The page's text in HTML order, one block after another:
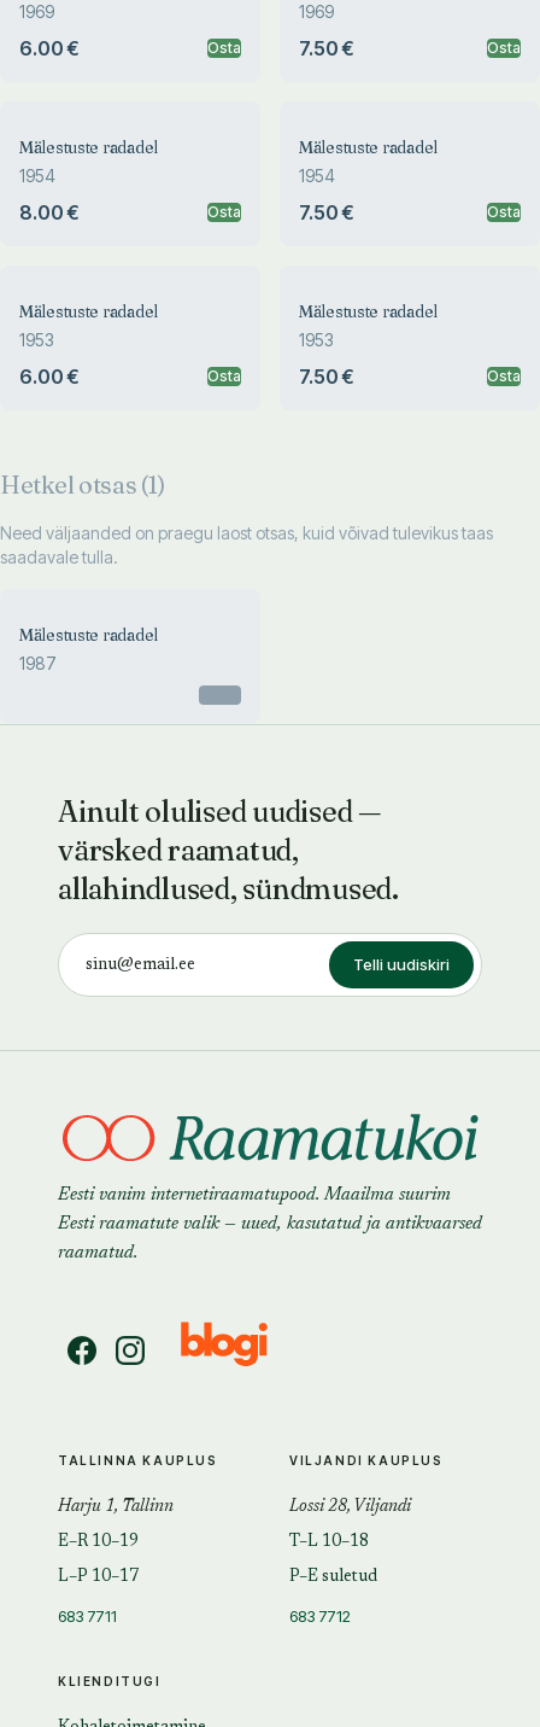
1969
6.00 € Osta
1969
7.50 € Osta
Mälestuste radadel
1954
8.00 € Osta
Mälestuste radadel
1954
7.50 € Osta
Mälestuste radadel
1953
6.00 € Osta
Mälestuste radadel
1953
7.50 € Osta
Hetkel otsas (1)
Need väljaanded on praegu laost otsas, kuid võivad tulevikus taas
saadavale tulla.
Mälestuste radadel
1987
Ainult olulised uudised —
värsked raamatud,
allahindlused, sündmused.
Telli uudiskiri
Eesti vanim internetiraamatupood. Maailma suurim
Eesti raamatute valik — uued, kasutatud ja antikvaarsed
raamatud.
KLIENDITUGI
TALLINNA KAUPLUS
Harju 1, Tallinn
E–R 10–19
L–P 10–17
683 7711
VILJANDI KAUPLUS
Lossi 28, Viljandi
T–L 10–18
P–E suletud
683 7712